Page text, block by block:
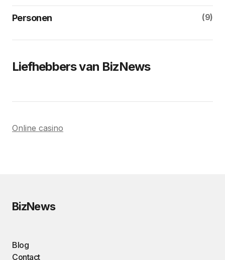
Personen (9)
Liefhebbers van BizNews
Online casino
BizNews
Blog
Contact